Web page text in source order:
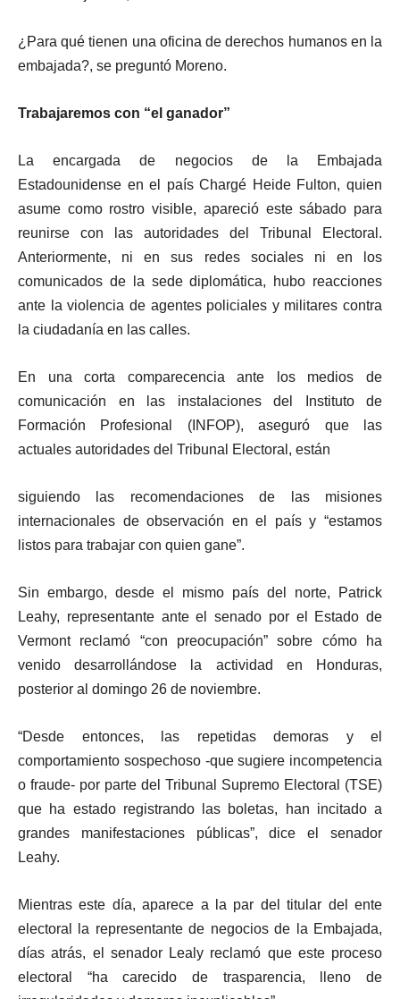
¿Para qué tienen una oficina de derechos humanos en la
embajada?, se preguntó Moreno.
Trabajaremos con “el ganador”
La encargada de negocios de la Embajada
Estadounidense en el país Chargé Heide Fulton, quien
asume como rostro visible, apareció este sábado para
reunirse con las autoridades del Tribunal Electoral.
Anteriormente, ni en sus redes sociales ni en los
comunicados de la sede diplomática, hubo reacciones
ante la violencia de agentes policiales y militares contra
la ciudadanía en las calles.
En una corta comparecencia ante los medios de
comunicación en las instalaciones del Instituto de
Formación Profesional (INFOP), aseguró que las
actuales autoridades del Tribunal Electoral, están
siguiendo las recomendaciones de las misiones
internacionales de observación en el país y “estamos
listos para trabajar con quien gane”.
Sin embargo, desde el mismo país del norte, Patrick
Leahy, representante ante el senado por el Estado de
Vermont reclamó “con preocupación” sobre cómo ha
venido desarrollándose la actividad en Honduras,
posterior al domingo 26 de noviembre.
“Desde entonces, las repetidas demoras y el
comportamiento sospechoso -que sugiere incompetencia
o fraude- por parte del Tribunal Supremo Electoral (TSE)
que ha estado registrando las boletas, han incitado a
grandes manifestaciones públicas”, dice el senador
Leahy.
Mientras este día, aparece a la par del titular del ente
electoral la representante de negocios de la Embajada,
días atrás, el senador Lealy reclamó que este proceso
electoral “ha carecido de trasparencia, lleno de